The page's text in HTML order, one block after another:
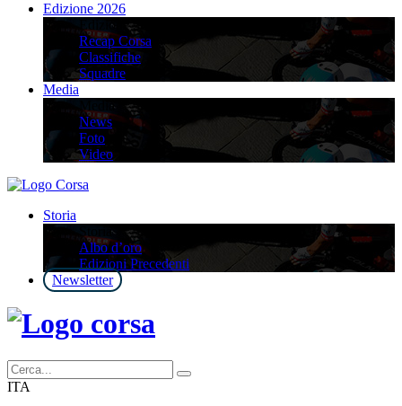
Edizione 2026
Edizione 2026
Recap Corsa
Classifiche
Squadre
Media
Media
News
Foto
Video
Storia
Storia
Albo d’oro
Edizioni Precedenti
Newsletter
ITA